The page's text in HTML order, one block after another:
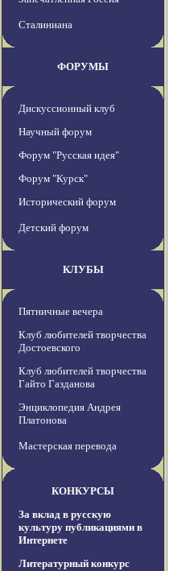
Сталиниана
ФОРУМЫ
Дискуссионный клуб
Научный форум
Форум "Русская идея"
Форум "Курск"
Исторический форум
Детский форум
КЛУБЫ
Пятничные вечера
Клуб любителей творчества
Достоевского
Клуб любителей творчества
Гайто Газданова
Энциклопедия Андрея
Платонова
Мастерская перевода
КОНКУРСЫ
За вклад в русскую
культуру публикациями в
Интернете
Литературный конкурс